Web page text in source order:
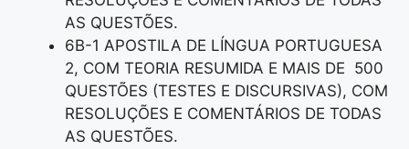
AS QUESTÕES.
6B-1 APOSTILA DE LÍNGUA PORTUGUESA
2, COM TEORIA RESUMIDA E MAIS DE 500
QUESTÕES (TESTES E DISCURSIVAS), COM
RESOLUÇÕES E COMENTÁRIOS DE TODAS
AS QUESTÕES.